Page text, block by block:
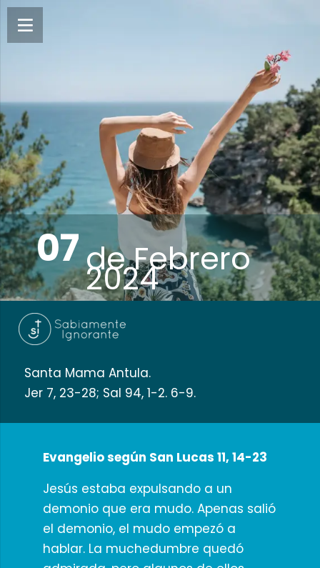
07deFebrero
2024
Santa Mama Antula.
Jer 7, 23-28; Sal 94, 1-2. 6-9.
Evangelio según San Lucas 11, 14-23
Jesús estaba expulsando a un
demonio que era mudo. Apenas salió
el demonio, el mudo empezó a
hablar. La muchedumbre quedó